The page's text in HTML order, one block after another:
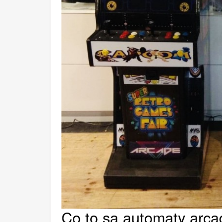
Co to są automaty